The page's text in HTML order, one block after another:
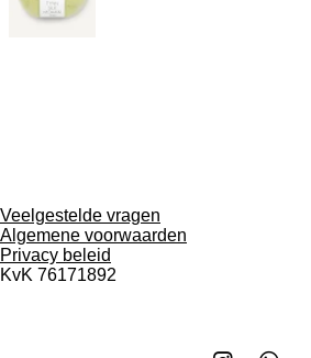
Veelgestelde vragen
Algemene voorwaarden
Privacy beleid
KvK 76171892